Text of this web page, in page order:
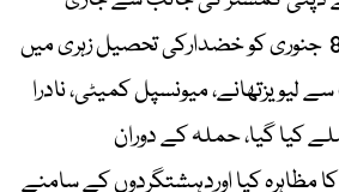
نوٹیفکیشن کے مطابق8 جنوری کو خضدارکی تحصیل زہری میں
میونسپل کمیٹی، نادرا
کیا گیا، حملہ کے دوران
کا مظاہرہ کیا اوردہشتگردوں کے سامنے